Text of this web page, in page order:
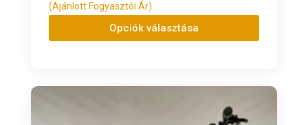
(Ajánlott Fogyasztói Ár)
Opciók választása